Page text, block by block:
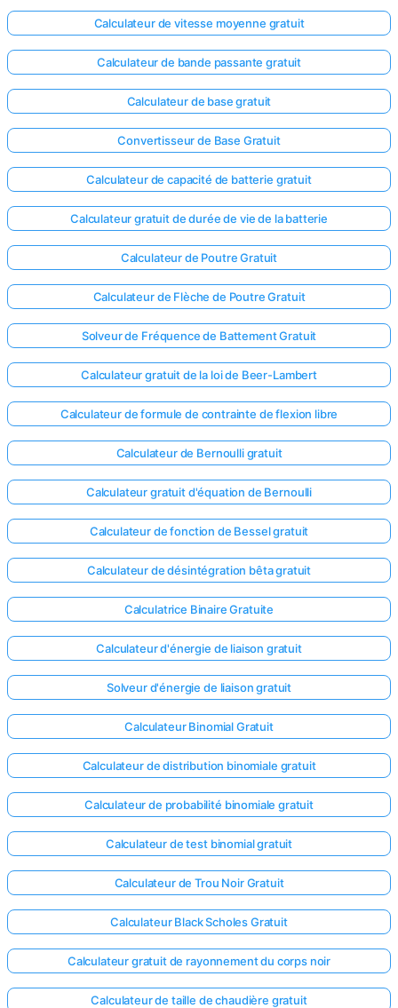
Calculateur de vitesse moyenne gratuit
Calculateur de bande passante gratuit
Calculateur de base gratuit
Convertisseur de Base Gratuit
Calculateur de capacité de batterie gratuit
Calculateur gratuit de durée de vie de la batterie
Calculateur de Poutre Gratuit
Calculateur de Flèche de Poutre Gratuit
Solveur de Fréquence de Battement Gratuit
Calculateur gratuit de la loi de Beer-Lambert
Calculateur de formule de contrainte de flexion libre
Calculateur de Bernoulli gratuit
Calculateur gratuit d'équation de Bernoulli
Calculateur de fonction de Bessel gratuit
Calculateur de désintégration bêta gratuit
Calculatrice Binaire Gratuite
Calculateur d'énergie de liaison gratuit
Solveur d'énergie de liaison gratuit
Calculateur Binomial Gratuit
Calculateur de distribution binomiale gratuit
Calculateur de probabilité binomiale gratuit
Calculateur de test binomial gratuit
Calculateur de Trou Noir Gratuit
Calculateur Black Scholes Gratuit
Calculateur gratuit de rayonnement du corps noir
Calculateur de taille de chaudière gratuit